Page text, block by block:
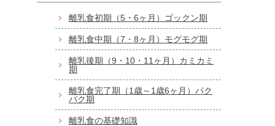
離乳食初期（5・6ヶ月）ゴックン期
離乳食中期（7・8ヶ月）モグモグ期
離乳後期（9・10・11ヶ月）カミカミ
期
離乳食完了期（1歳～1歳6ヶ月）パク
パク期
離乳食の基礎知識